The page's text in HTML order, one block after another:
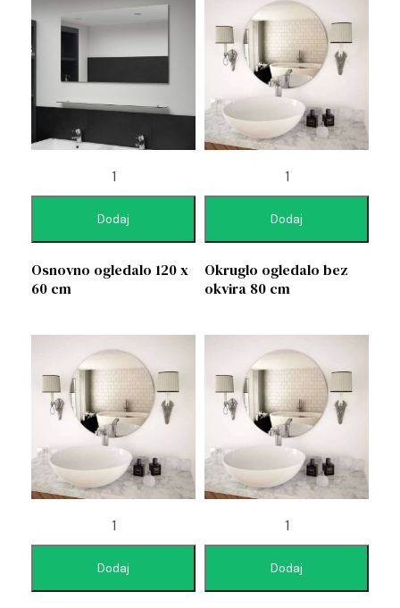
Dodaj
Osnovno ogledalo 120 x
60 cm
Dodaj
Okruglo ogledalo bez
okvira 80 cm
Dodaj Dodaj